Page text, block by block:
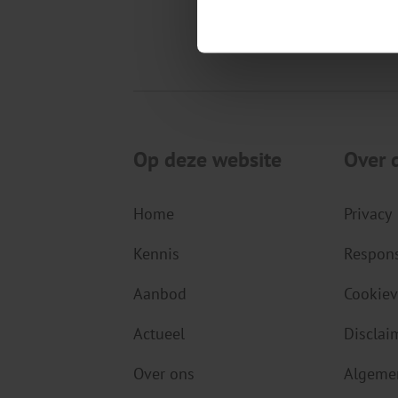
Op deze website
Home
Kennis
Aanbod
Actueel
Over ons
Over
Privacy